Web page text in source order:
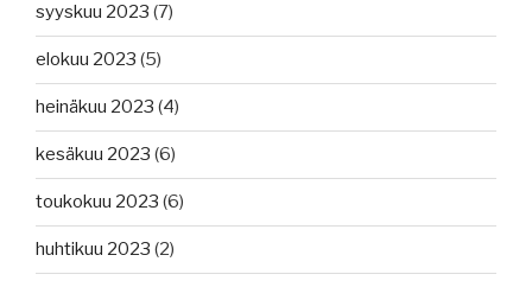
syyskuu 2023 (7)
elokuu 2023 (5)
heinäkuu 2023 (4)
kesäkuu 2023 (6)
toukokuu 2023 (6)
huhtikuu 2023 (2)